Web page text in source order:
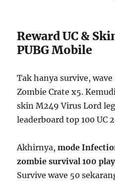
Reward UC &
PUBG Mobile
Tak hanya survive, wave
Zombie Crate x5.
skin M249 Virus Lord
leaderboard top 100 UC
Akhirnya,mode
zombie survival 100
Survive wave 50